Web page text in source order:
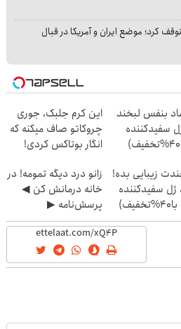
کرد؛ موضع ایران و آمریکا در قبال
بنفس لبخند
سفیدکننده
این کرم جلبک، جوری
چروکاتو صاف میکنه که
انگار بوتاکس کردی!
زیبایی بده!
سفیدکننده
زانو درد دیگه تمومه! در
خانه درمانش کن ◀
پرسش‌نامه ▶